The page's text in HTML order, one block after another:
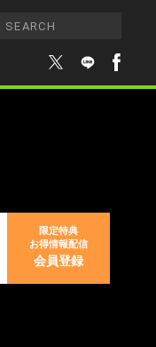
限定特典
お得情報配信
会員登録